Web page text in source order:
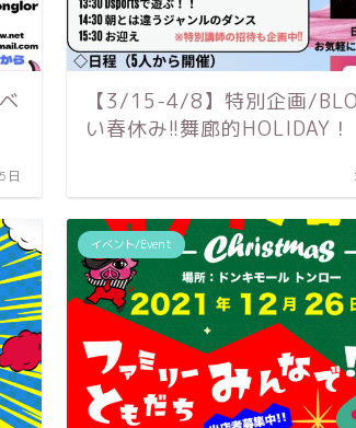
日
【3/15-4/8】特別企画/
い春休み!!舞廊的HOLIDAY！
イベント/Event